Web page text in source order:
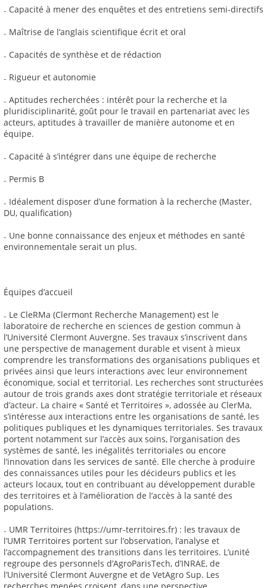
₋ Capacité à mener des enquêtes et des entretiens semi-directifs
₋ Maîtrise de l’anglais scientifique écrit et oral
₋ Capacités de synthèse et de rédaction
₋ Rigueur et autonomie
₋ Aptitudes recherchées : intérêt pour la recherche et la
pluridisciplinarité, goût pour le travail en partenariat avec les
acteurs, aptitudes à travailler de manière autonome et en
équipe.
₋ Capacité à s’intégrer dans une équipe de recherche
₋ Permis B
₋ Idéalement disposer d’une formation à la recherche (Master,
DU, qualification)
₋ Une bonne connaissance des enjeux et méthodes en santé
environnementale serait un plus.
Équipes d’accueil
₋ Le CleRMa (Clermont Recherche Management) est le
laboratoire de recherche en sciences de gestion commun à
l’Université Clermont Auvergne. Ses travaux s’inscrivent dans
une perspective de management durable et visent à mieux
comprendre les transformations des organisations publiques et
privées ainsi que leurs interactions avec leur environnement
économique, social et territorial. Les recherches sont structurées
autour de trois grands axes dont stratégie territoriale et réseaux
d’acteur. La chaire « Santé et Territoires », adossée au ClerMa,
s’intéresse aux interactions entre les organisations de santé, les
politiques publiques et les dynamiques territoriales. Ses travaux
portent notamment sur l’accès aux soins, l’organisation des
systèmes de santé, les inégalités territoriales ou encore
l’innovation dans les services de santé. Elle cherche à produire
des connaissances utiles pour les décideurs publics et les
acteurs locaux, tout en contribuant au développement durable
des territoires et à l’amélioration de l’accès à la santé des
populations.
₋ UMR Territoires (https://umr-territoires.fr) : les travaux de
l’UMR Territoires portent sur l’observation, l’analyse et
l’accompagnement des transitions dans les territoires. L’unité
regroupe des personnels d’AgroParisTech, d’INRAE, de
l’Université Clermont Auvergne et de VetAgro Sup. Les